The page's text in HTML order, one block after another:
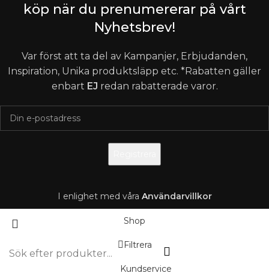
köp när du prenumererar på vårt
Nyhetsbrev!
Var först att ta del av Kampanjer, Erbjudanden,
Inspiration, Unika produktsläpp etc. *Rabatten gäller
enbart EJ redan rabatterade varor.
I enlighet med våra Användarvillkor
Shop
Filtrera
Kundservice